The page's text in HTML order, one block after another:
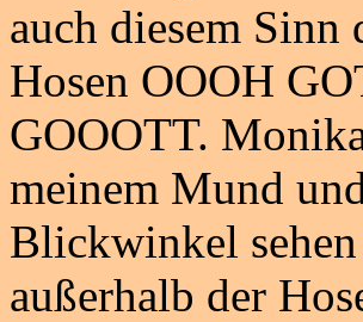
auch diesem
Hosen OOOH
GOOOTT.
meinem Mund
Blickwinkel
außerhalb der